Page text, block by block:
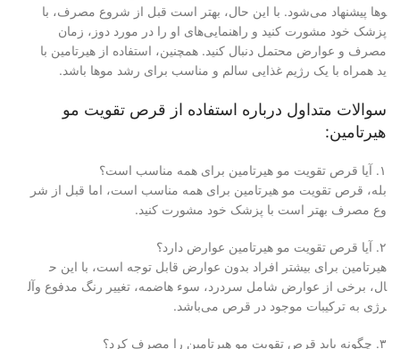
وها پیشنهاد می‌شود. با این حال، بهتر است قبل از شروع مصرف، با
پزشک خود مشورت کنید و راهنمایی‌های او را در مورد دوز، زمان
مصرف و عوارض محتمل دنبال کنید. همچنین، استفاده از هیرتامین با
ید همراه با یک رژیم غذایی سالم و مناسب برای رشد موها باشد.
سوالات متداول درباره استفاده از قرص تقویت مو
هیرتامین:
۱. آیا قرص تقویت مو هیرتامین ب
رای همه مناسب است؟
بله، قرص تقویت مو هیرتامین برای همه مناسب است، اما قبل از شر
وع مصرف بهتر است با پزشک خود مشورت کنید.
۲. آیا قرص تقویت مو هیرتامین ع
وارض دارد؟
هیرتامین برای بیشتر افراد بدون عوارض قابل توجه است، با این ح
ال، برخی از عوارض شامل سردرد، سوء هاضمه، تغییر رنگ مدفوع وآل
رژی به ترکیبات موجود در قرص می‌باشد.
۳. چگونه باید قرص تقویت مو هیر
تامین را مصرف کرد؟